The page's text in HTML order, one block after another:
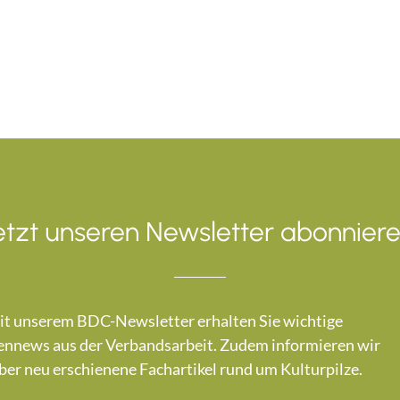
unseren Newsletter
unserem BDC-Newsletter erhalten Sie wichtige
aus der Verbandsarbeit. Zudem informieren wir
neu erschienene Fachartikel rund um Kulturpilze.